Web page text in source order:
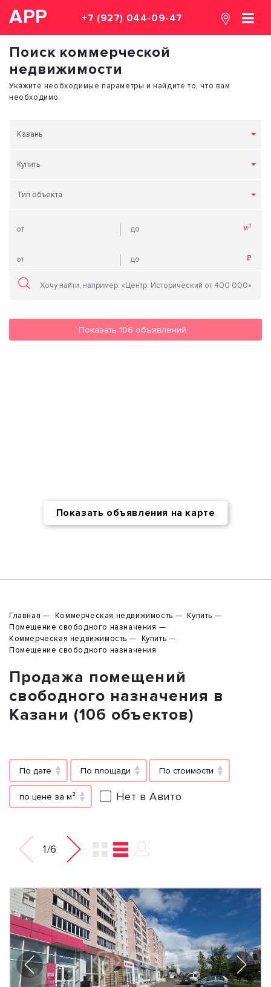
АРР +7 (927) 044-09-47
Поиск коммерческой
недвижимости
Укажите необходимые параметры и найдите то, что вам
необходимо.
Казань
Купить
Тип объекта
Показать 106 объявлений
Показать объявления на карте
Главная Коммерческая недвижимость
Купить
Помещение свободного назначения
Коммерческая недвижимость
Купить
Помещение свободного назначения
Продажа помещений
свободного назначения в
Казани (106 объектов)
По дате По площади По стоимости
по цене за м² Нет в Авито
1/6